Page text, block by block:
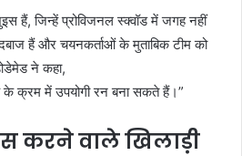
हैं, जिन्हें प्रोविजनल स्क्वॉड में जगह नहीं
हैं और चयनकर्ताओं के मुताबिक टीम को
ने कहा,
के क्रम में उपयोगी रन बना सकते हैं।”
करने वाले खिलाड़ी